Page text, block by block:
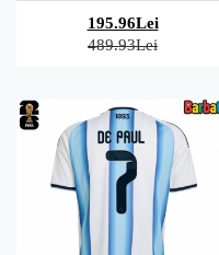
195.96Lei
489.93Lei